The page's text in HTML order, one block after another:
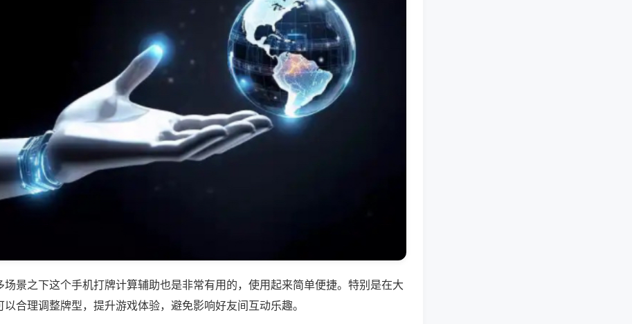
场景之下这个手机打牌计算辅助也是非常有用的，使用起来简单便捷。特别是在大
合理调整牌型，提升游戏体验，避免影响好友间互动乐趣。